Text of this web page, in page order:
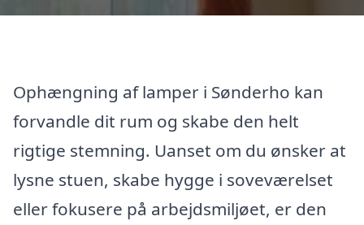
Ophængning af lamper i Sønderho kan
forvandle dit rum og skabe den helt
rigtige stemning. Uanset om du ønsker at
lysne stuen, skabe hygge i soveværelset
eller fokusere på arbejdsmiljøet, er den